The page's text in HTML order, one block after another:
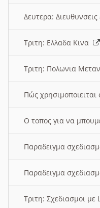
Δευτερα:
Τριτη: Ελλαδα Κινα
Τριτη: Πολωνια
Πώς
O τοπος για να
Παραδειγμα
Παραδειγμα
Τριτη: Σχεδιασμοι